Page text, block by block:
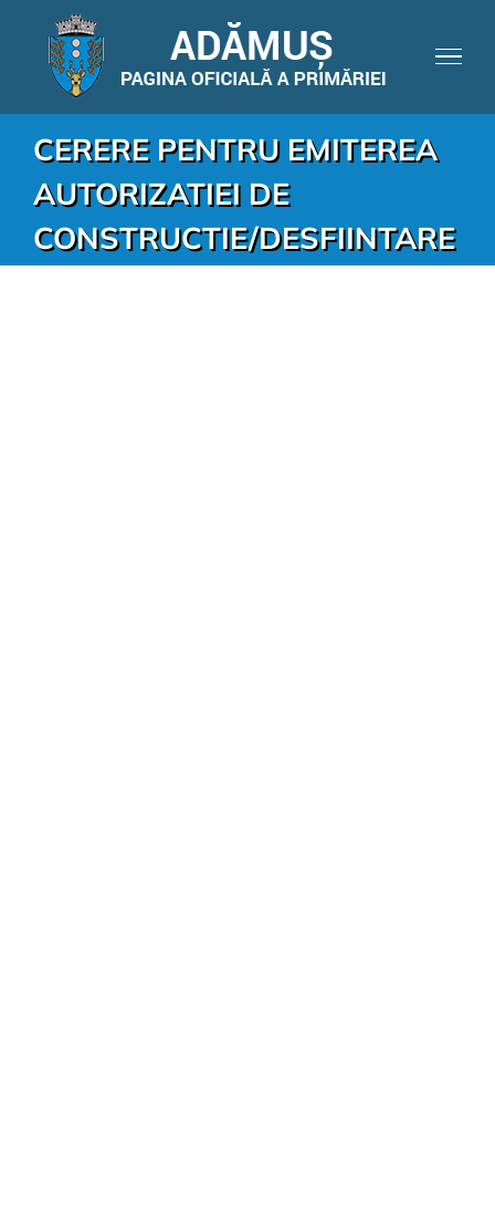
CERERE PENTRU EMITEREA
AUTORIZATIEI DE
CONSTRUCTIE/DESFIINTARE